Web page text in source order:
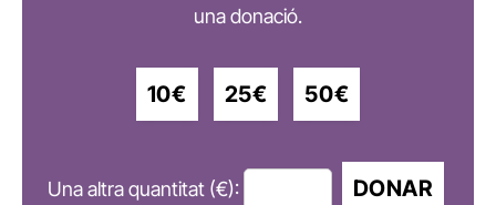
una donació.
10€ 25€ 50€
Una altra quantitat (€): DONAR